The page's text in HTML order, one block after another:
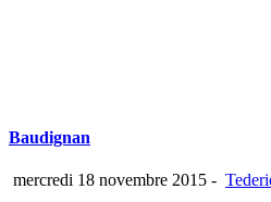
Baudignan
mercredi 18 novembre 2015 -